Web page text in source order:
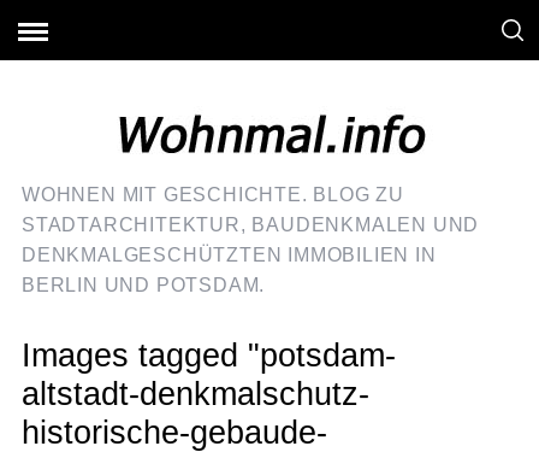
WOHNEN MIT GESCHICHTE. BLOG ZU
STADTARCHITEKTUR, BAUDENKMALEN UND
DENKMALGESCHÜTZTEN IMMOBILIEN IN
BERLIN UND POTSDAM.
Images tagged "potsdam-
altstadt-denkmalschutz-
historische-gebaude-